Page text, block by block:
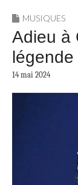
MUSIQUES
Adieu à
14 mai 2024